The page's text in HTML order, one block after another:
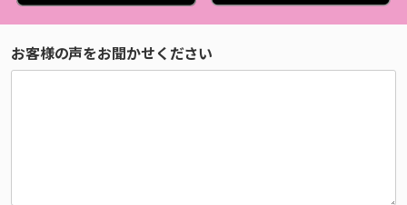
お客様の声をお聞かせください